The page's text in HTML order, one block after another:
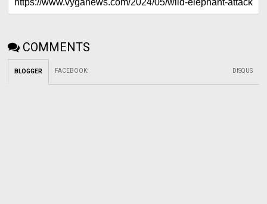
COMMENTS
BLOGGER FACEBOOK: DISQUS